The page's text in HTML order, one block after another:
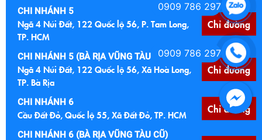
CHI NHÁNH 5
Ngã 4 Núi Đất, 122 Quốc lộ 56, P. Tam Long,
TP. HCM
Chỉ đường
CHI NHÁNH 5 (BÀ RỊA VŨNG TÀU CŨ )
Ngã 4 Núi Đất, 122 Quốc lộ 56, Xã Hoà Long,
TP. Bà Rịa
Chỉ đường
CHI NHÁNH 6
Cầu Đất Đỏ, Quốc lộ 55, Xã Đất Đỏ, TP. HCM Chỉ đường
CHI NHÁNH 6 (BÀ RỊA VŨNG TÀU CŨ)
0909 786 297
0909 786 297